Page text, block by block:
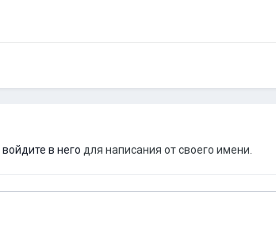
войдите в него для написания от своего имени.